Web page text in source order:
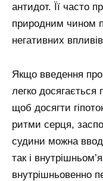
антидот. Її часто
природним чином
негативних
Якщо введення
легко
щоб досягти
ритми серця,
судини можна
так і
внутрішньовенно